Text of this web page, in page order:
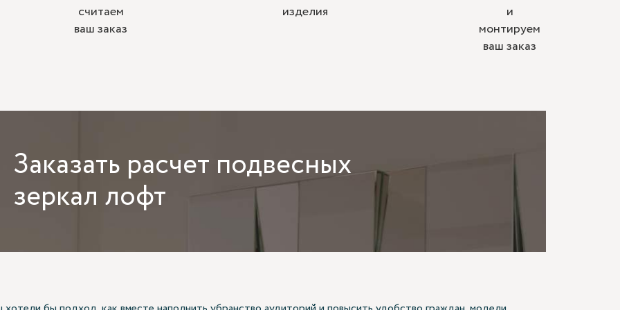
считаем
ваш заказ
изделия
и
монтируем
ваш заказ
Заказать расчет подвесных
зеркал лофт